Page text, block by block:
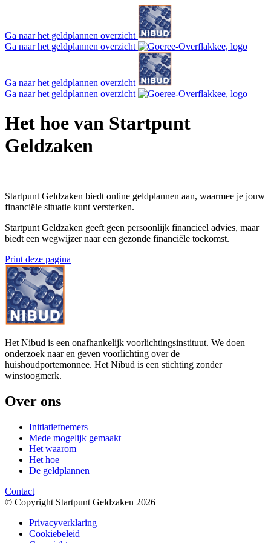
Ga naar het geldplannen overzicht
Ga naar het geldplannen overzicht
Ga naar het geldplannen overzicht
Ga naar het geldplannen overzicht
Het hoe van Startpunt
Geldzaken
Startpunt Geldzaken biedt online geldplannen aan, waarmee je jouw
financiële situatie kunt versterken.
Startpunt Geldzaken geeft geen persoonlijk financieel advies, maar
biedt een wegwijzer naar een gezonde financiële toekomst.
Print deze pagina
Het Nibud is een onafhankelijk voorlichtingsinstituut. We doen
onderzoek naar en geven voorlichting over de
huishoudportemonnee. Het Nibud is een stichting zonder
winstoogmerk.
Over ons
Initiatiefnemers
Mede mogelijk gemaakt
Het waarom
Het hoe
De geldplannen
Contact
© Copyright Startpunt Geldzaken 2026
Privacyverklaring
Cookiebeleid